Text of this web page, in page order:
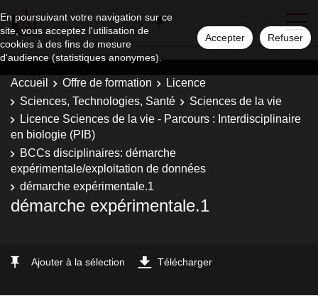
En poursuivant votre navigation sur ce
site, vous acceptez l'utilisation de
cookies à des fins de mesure
d'audience (statistiques anonymes).
Accepter Refuser
Accueil Offre de formation
Licence
Sciences, Technologies, Santé
Sciences de la vie
Licence Sciences de la vie - Parcours : Interdisciplinaire
en biologie (PIB)
BCCs disciplinaires: démarche
expérimentale/exploitation de données
démarche expérimentale.1
démarche expérimentale.1
Ajouter à la sélection Télécharger